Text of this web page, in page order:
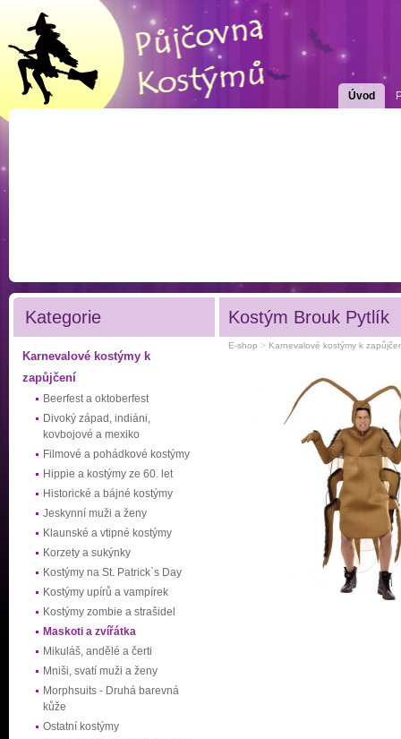
Úvod
Kategorie
Karnevalové kostýmy k
zapůjčení
Beerfest a oktoberfest
Divoký západ, indiáni,
kovbojové a mexiko
Filmové a pohádkové kostýmy
Hippie a kostýmy ze 60. let
Historické a bájné kostýmy
Jeskynní muži a ženy
Klaunské a vtipné kostýmy
Korzety a sukýnky
Kostýmy na St. Patrick`s Day
Kostýmy upírů a vampírek
Kostýmy zombie a strašidel
Maskoti a zvířátka
Mikuláš, andělé a čerti
Mniši, svatí muži a ženy
Morphsuits - Druhá barevná
kůže
Ostatní kostýmy
Kostým Brouk Pytlík
E-shop > Karnevalové kostýmy k